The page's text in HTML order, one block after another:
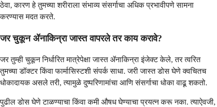
ठेवा, कारण हे तुमच्या शरीराला संभाव्य संसर्गाचा अधिक प्रभावीपणे सामना
करण्यास मदत करते.
जर चुकून ॲनाकिन्रा जास्त वापरले तर काय करावे?
जर तुम्ही चुकून निर्धारित मात्रेपेक्षा जास्त ॲनाकिन्रा इंजेक्ट केले, तर त्वरित
तुमच्या डॉक्टर किंवा फार्मासिस्टशी संपर्क साधा. जरी जास्त डोस घेणे क्वचितच
धोकादायक असले तरी, त्यामुळे दुष्परिणामांचा आणि संसर्गाचा धोका वाढू शकतो.
पुढील डोस घेणे टाळण्याचा किंवा कमी औषध घेण्याचा प्रयत्न करू नका. त्याऐवजी,